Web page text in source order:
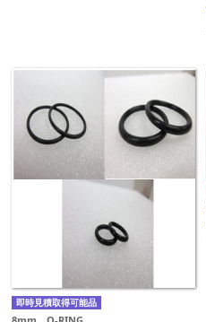
即時見積取得可能品